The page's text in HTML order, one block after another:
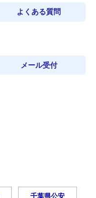
よくある質問
メール受付
千葉県公安